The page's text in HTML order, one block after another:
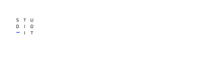
Studio JT